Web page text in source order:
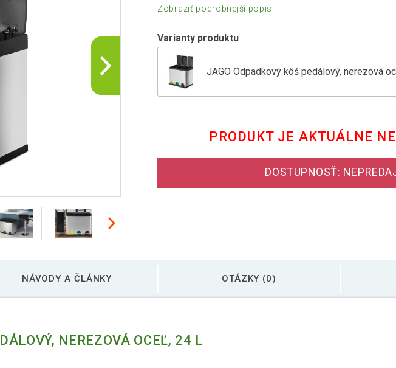
Zobraziť podrobnejší popis
Varianty produktu
JAGO Odpadkový kôš pedálový, nerezová
Jago odpadkový kôš na triedený odpad 45 l
PRODUKT JE AKTUÁLNE
DOSTUPNOSŤ:
NÁVODY A ČLÁNKY OTÁZKY (0)
NEREZOVÁ OCEĽ, 24 L